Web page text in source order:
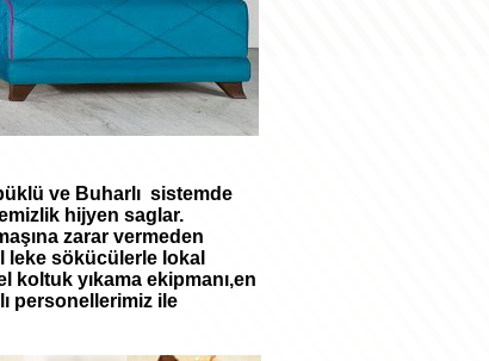
ve Buharlı sistemde
hijyen saglar.
zarar vermeden
leke sökücülerle lokal
yıkama ekipmanı,en
personellerimiz ile